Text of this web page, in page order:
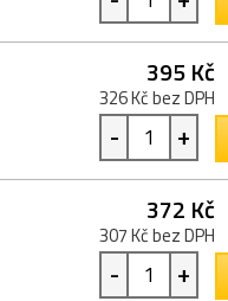
395 Kč
326 Kč bez DPH
- +
372 Kč
307 Kč bez DPH
- +